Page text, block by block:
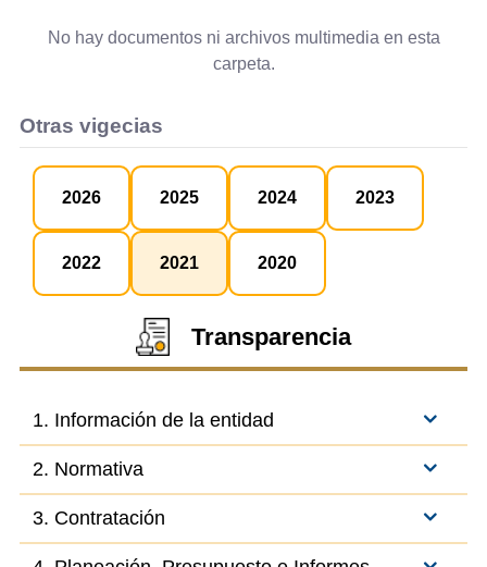
No hay documentos ni archivos multimedia en esta
carpeta.
Otras vigecias
2026 2025 2024 2023
2022 2021 2020
Transparencia
1. Información de la entidad
2. Normativa
3. Contratación